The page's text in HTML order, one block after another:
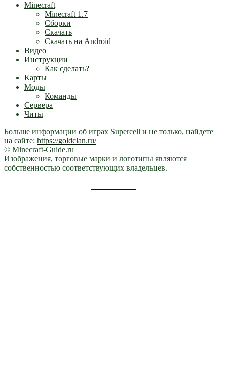
Minecraft
Minecraft 1.7
Сборки
Скачать
Скачать на Android
Видео
Инструкции
Как сделать?
Карты
Моды
Команды
Сервера
Читы
Больше информации об играх Supercell и не только, найдете
на сайте: https://goldclan.ru/
© Minecraft-Guide.ru
Изображения, торговые марки и логотипы являются
собственностью соответствующих владельцев.